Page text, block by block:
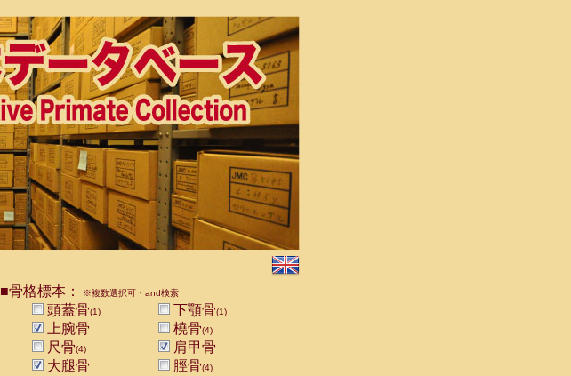
■骨格標本： ※複数選択可・and検索
頭蓋骨(1) 下顎骨(1)
上腕骨 橈骨(4)
尺骨(4)
肩甲骨
大腿骨
脛骨(4)